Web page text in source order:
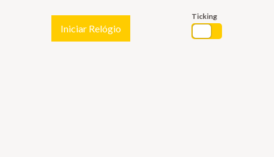
Iniciar Relógio
Ticking